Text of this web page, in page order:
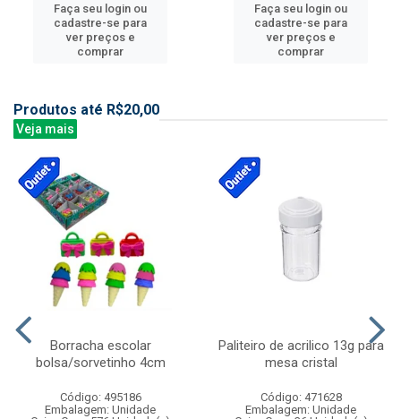
Faça seu login ou
cadastre-se para
ver preços e
comprar
Faça seu login ou
cadastre-se para
ver preços e
comprar
Produtos até R$20,00
Veja mais
Borracha escolar
bolsa/sorvetinho 4cm
Código: 495186
Embalagem: Unidade
Paliteiro de acrilico 13g para
mesa cristal
Código: 471628
Embalagem: Unidade